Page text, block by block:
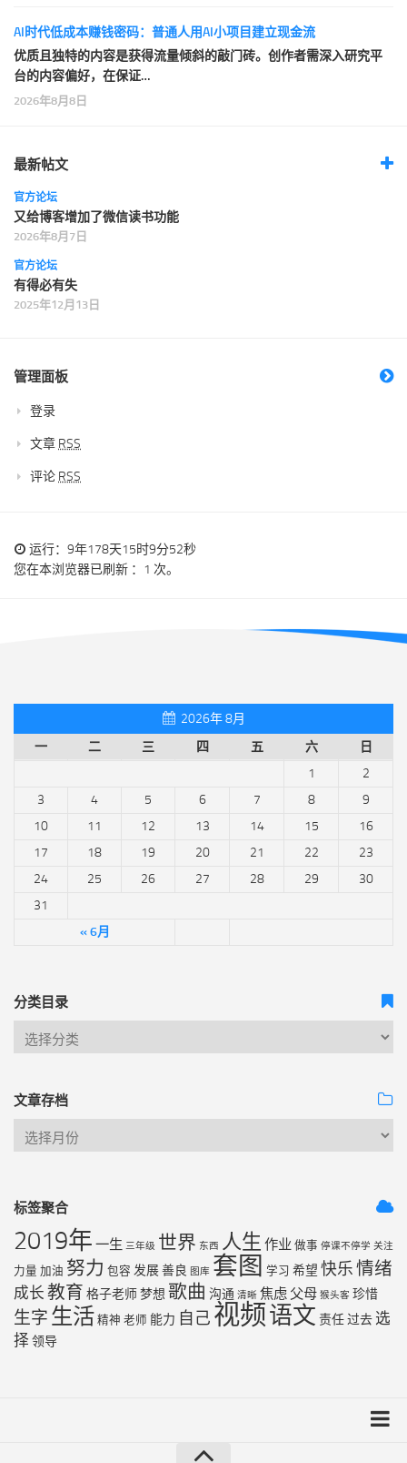
AI时代低成本赚钱密码：普通人用AI小项目建立现金流
优质且独特的内容是获得流量倾斜的敲门砖。创作者需深入研究平
台的内容偏好，在保证…
2026年8月8日
最新帖文
官方论坛
又给博客增加了微信读书功能
2026年8月7日
官方论坛
有得必有失
2025年12月13日
管理面板
登录
文章 RSS
评论 RSS
运行：9年178天15时9分52秒
您在本浏览器已刷新 ：1 次。
2026年 8月
一
二 三 四 五 六 日
« 6月
1
2
3
4 5 6 7 8
9
10
11 12 13 14 15
16
17
18 19 20 21 22
23
24
25 26 27 28 29
30
31
分类目录
文章存档
标签聚合
2019年 一生 三年级 世界 东西 人生 作业 做事 停课不停学 关注
力量 加油 努力 包容 发展善良 图库 套图 学习 希望 快乐情绪
成长 教育 格子老师梦想 歌曲 沟通 清晰 焦虑 父母 猴头客 珍惜
生字 生活 精神 老师 能力 自己 视频语文 责任过去 选
择 领导